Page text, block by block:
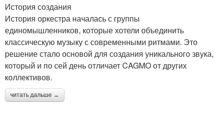
История создания
История оркестра началась с группы
единомышленников, которые хотели объединить
классическую музыку с современными ритмами. Это
решение стало основой для создания уникального звука,
который и по сей день отличает CAGMO от других
коллективов.
читать дальше →